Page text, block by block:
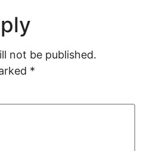
not be published.
*